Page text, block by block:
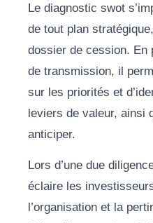
Le diagnostic swot
de tout plan
dossier de cession. En
de transmission, il
sur les priorités et
leviers de valeur, ainsi
anticiper.
Lors d’une due
éclaire les
l’organisation et la